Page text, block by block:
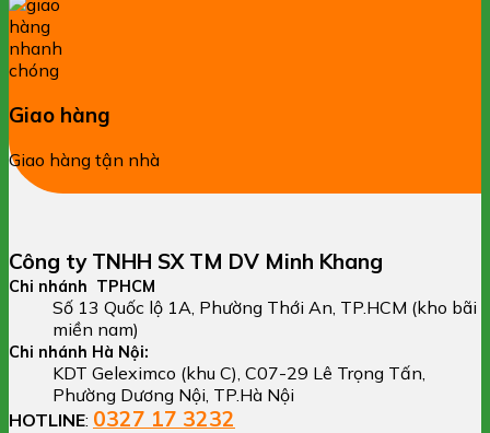
Giao hàng
Giao hàng tận nhà
Công ty TNHH SX TM DV Minh Khang
Chi nhánh TPHCM
Số 13 Quốc lộ 1A, Phường Thới An, TP.HCM (kho bãi
miền nam)
Chi nhánh Hà Nội:
KDT Geleximco (khu C), C07-29 Lê Trọng Tấn,
Phường Dương Nội, TP.Hà Nội
HOTLINE: 0327 17 3232